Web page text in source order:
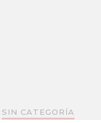
SIN CATEGORÍA